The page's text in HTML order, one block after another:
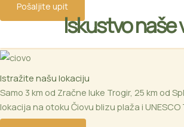
Pošaljite upit
Iskustvo naše
Istražite našu lokaciju
Samo 3 km od Zračne luke Trogir, 25 km od
lokacija na otoku Čiovu blizu plaža i UNESCO